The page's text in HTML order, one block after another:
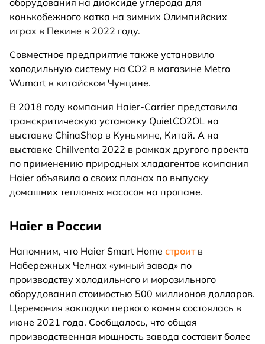
конькобежного катка на зимних Олимпийских
играх в Пекине в 2022 году.
Совместное предприятие также установило
холодильную систему на CO2 в магазине Metro
Wumart в китайском Чунцине.
В 2018 году компания Haier-Carrier представила
транскритическую установку QuietCO2OL на
выставке ChinaShop в Куньмине, Китай. А на
выставке Chillventa 2022 в рамках другого проекта
по применению природных хладагентов компания
Haier объявила о своих планах по выпуску
домашних тепловых насосов на пропане.
Haier в России
Напомним, что Haier Smart Home строитв
Набережных Челнах «умный завод» по
производству холодильного и морозильного
оборудования стоимостью 500 миллионов долларов.
Церемония закладки первого камня состоялась в
июне 2021 года. Сообщалось, что общая
производственная мощность завода составит более